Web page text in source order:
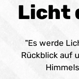
Licht
"Es werde
Rückblick auf